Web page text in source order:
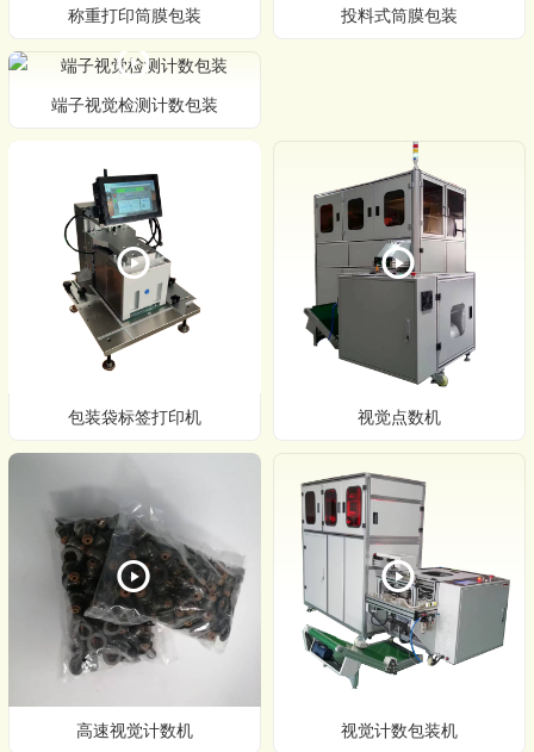
称重打印筒膜包装 投料式筒膜包装
端子视觉检测计数包装
包装袋标签打印机 视觉点数机
高速视觉计数机 视觉计数包装机